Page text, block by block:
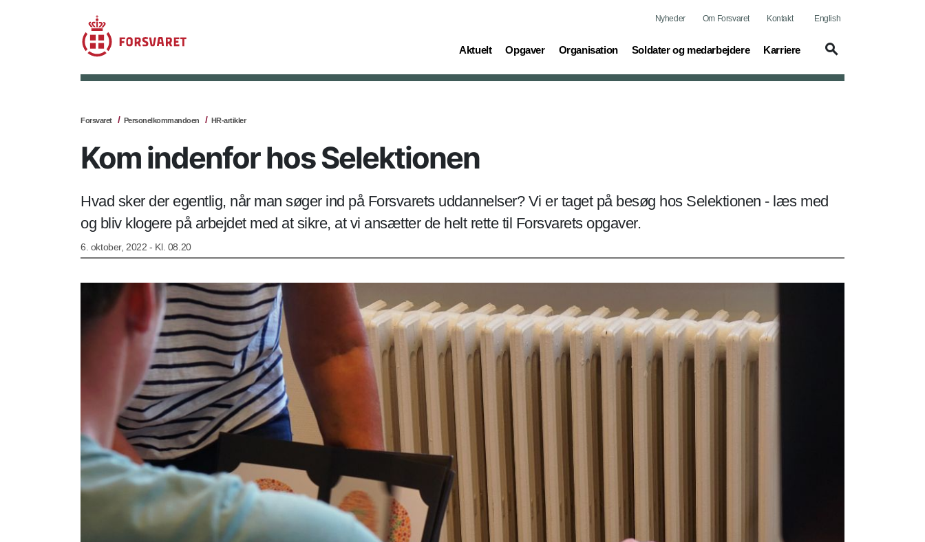
Nyheder Om Forsvaret Kontakt English
Aktuelt
(current) Opgaver
(current) Organisation
(current) Soldater og medarbejdere
(current) Karriere
(current)
Forsvaret Personelkommandoen HR-artikler
Kom indenfor hos Selektionen
Hvad sker der egentlig, når man søger ind på Forsvarets uddannelser? Vi er taget på besøg hos Selektionen - læs med
og bliv klogere på arbejdet med at sikre, at vi ansætter de helt rette til Forsvarets opgaver.
6. oktober, 2022 - Kl. 08.20